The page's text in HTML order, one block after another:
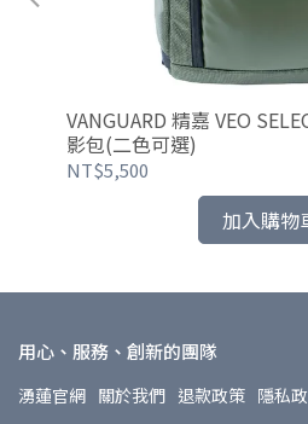
VANGUARD 精嘉 VEO
影包(二色可選)
NT$5,500
加入購物
用心、服務、創新的團隊
湧蓮官網 關於我們 退款政策 隱私